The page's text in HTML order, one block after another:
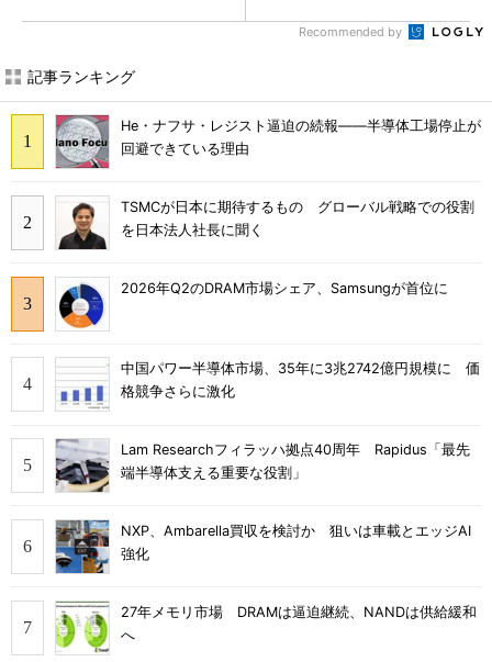
Recommended by
記事ランキング
He・ナフサ・レジスト逼迫の続報――半導体工場停止が
回避できている理由
TSMCが日本に期待するもの グローバル戦略での役割
を日本法人社長に聞く
2026年Q2のDRAM市場シェア、Samsungが首位に
中国パワー半導体市場、35年に3兆2742億円規模に 価
格競争さらに激化
Lam Researchフィラッハ拠点40周年 Rapidus「最先
端半導体支える重要な役割」
NXP、Ambarella買収を検討か 狙いは車載とエッジAI
強化
27年メモリ市場 DRAMは逼迫継続、NANDは供給緩和
へ